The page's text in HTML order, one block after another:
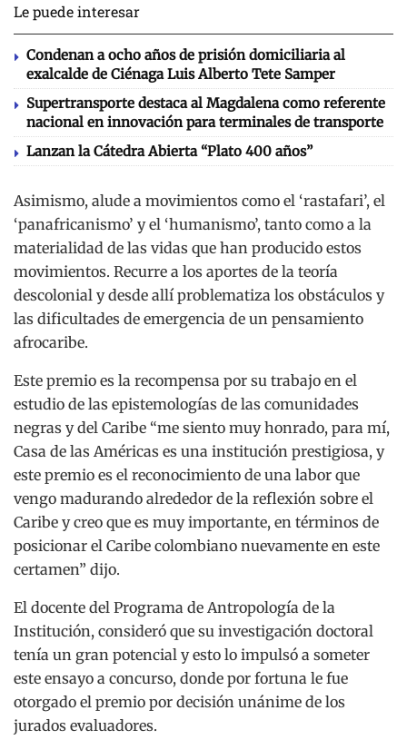
Le puede interesar
Condenan a ocho años de prisión domiciliaria al
exalcalde de Ciénaga Luis Alberto Tete Samper
Supertransporte destaca al Magdalena como referente
nacional en innovación para terminales de transporte
Lanzan la Cátedra Abierta “Plato 400 años”
Asimismo, alude a movimientos como el ‘rastafari’, el
‘panafricanismo’ y el ‘humanismo’, tanto como a la
materialidad de las vidas que han producido estos
movimientos. Recurre a los aportes de la teoría
descolonial y desde allí problematiza los obstáculos y
las dificultades de emergencia de un pensamiento
afrocaribe.
Este premio es la recompensa por su trabajo en el
estudio de las epistemologías de las comunidades
negras y del Caribe “me siento muy honrado, para mí,
Casa de las Américas es una institución prestigiosa, y
este premio es el reconocimiento de una labor que
vengo madurando alrededor de la reflexión sobre el
Caribe y creo que es muy importante, en términos de
posicionar el Caribe colombiano nuevamente en este
certamen” dijo.
El docente del Programa de Antropología de la
Institución, consideró que su investigación doctoral
tenía un gran potencial y esto lo impulsó a someter
este ensayo a concurso, donde por fortuna le fue
otorgado el premio por decisión unánime de los
jurados evaluadores.